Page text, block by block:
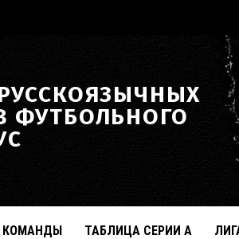
ФУТБОЛЬНОГО
КОМАНДЫ ТАБЛИЦА СЕРИИ А